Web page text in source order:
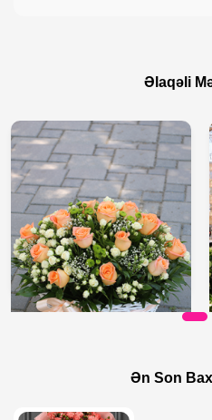
Əlaqəli
Narıncı SəbətƏn Son